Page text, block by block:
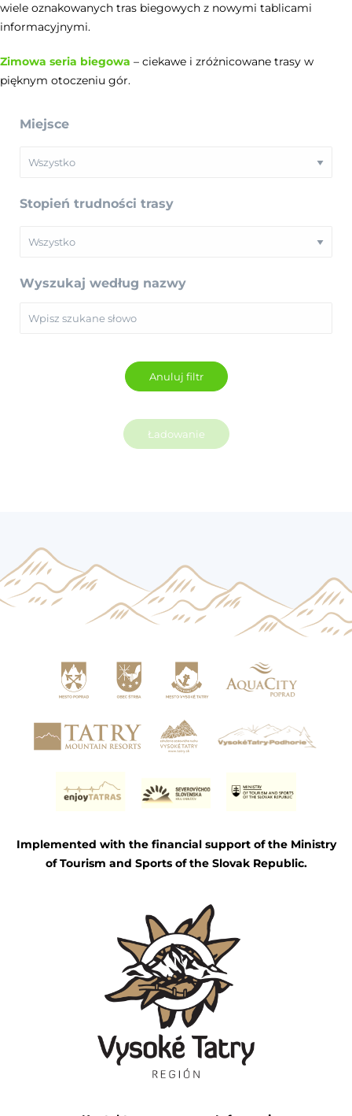
wiele oznakowanych tras biegowych z nowymi tablicami
informacyjnymi.
Zimowa seria biegowa – ciekawe i zróżnicowane trasy w
pięknym otoczeniu gór.
Miejsce
Stopień trudności trasy
Wyszukaj według nazwy
Ładowanie
Implemented with the financial support of the Ministry
of Tourism and Sports of the Slovak Republic.